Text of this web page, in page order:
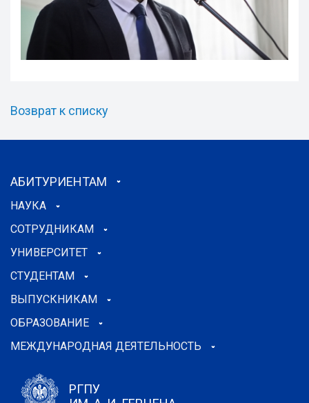
Возврат к списку
АБИТУРИЕНТАМ
НАУКА
СОТРУДНИКАМ
УНИВЕРСИТЕТ
СТУДЕНТАМ
ВЫПУСКНИКАМ
ОБРАЗОВАНИЕ
МЕЖДУНАРОДНАЯ ДЕЯТЕЛЬНОСТЬ
РГПУ